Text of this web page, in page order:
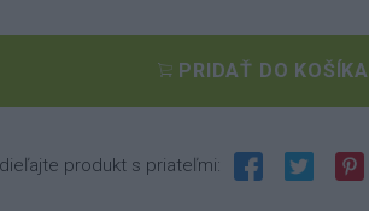
PRIDAŤ DO KOŠÍKA
produkt s priateľmi: